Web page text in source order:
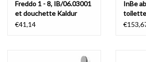
Freddo 1 - 8, IB/06.03001
et douchette Kaldur
cartouche céramique
€41,14
InBe